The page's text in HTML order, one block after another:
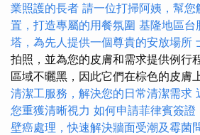
業照護的長者 請一位打掃阿姨，幫您
置，打造專屬的用餐氛圍 基隆地區台
塔，為先人提供一個尊貴的安放場所
拍照，並為您的皮膚和需求提供例行
區域不曬黑，因此它們在棕色的皮膚
清潔工服務，解決您的日常清潔需求
您重獲清晰視力 如何申請菲律賓簽
壁癌處理，快速解決牆面受潮及霉菌